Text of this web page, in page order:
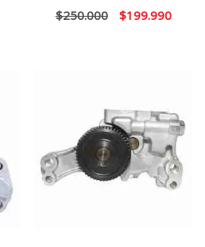
$250.000
El
$199.990El